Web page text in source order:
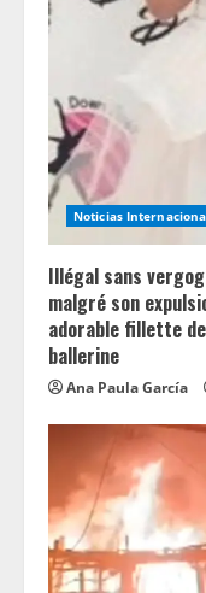
Noticias
Illégal sans
malgré son
adorable fillette
ballerine
Ana Paula García